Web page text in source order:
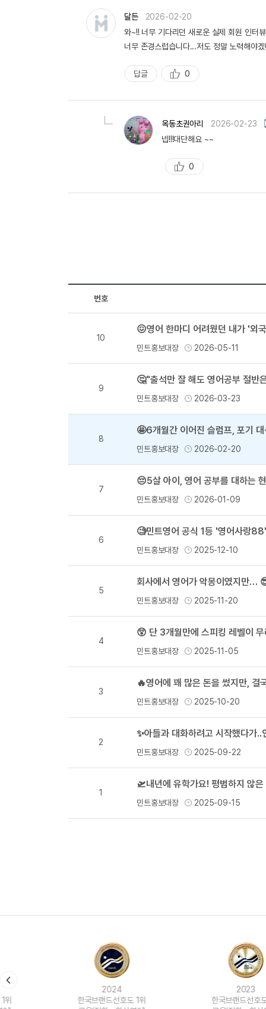
달든
2026-02-20
와~!! 너무 기다리던 새로운 실제 회원 인터
너무 존경스럽습니다...저도 정말 노력해야
답글
추
천
0
옥동초권아리 2026-02-23
넵!!!대단해요 ~~
추
천
0
번호
10
😖영어 한마디 어려웠던 내가 '외
민트홍보대장 2026-05-11
9
🤔"출석만 잘 해도 영어공부 절반
민트홍보대장 2026-03-23
8
🤩6개월간 이어진 슬럼프, 포기
민트홍보대장 2026-02-20
7
😔5살 아이, 영어 공부를 대하는
민트홍보대장 2026-01-09
6
🧐민트영어 공식 1등 '영어사랑
민트홍보대장 2025-12-10
5
민트홍보대장
2025-11-20
4
😲 단 3개월만에 스피킹 레벨이
민트홍보대장 2025-11-05
3
🔥영어에 꽤 많은 돈을 썼지만,
민트홍보대장 2025-10-20
2
✨아들과 대화하려고 시작했다가
민트홍보대장 2025-09-22
1
민트홍보대장
2025-09-15
한국브랜드선호도 1위
한국브랜드선호도 1위